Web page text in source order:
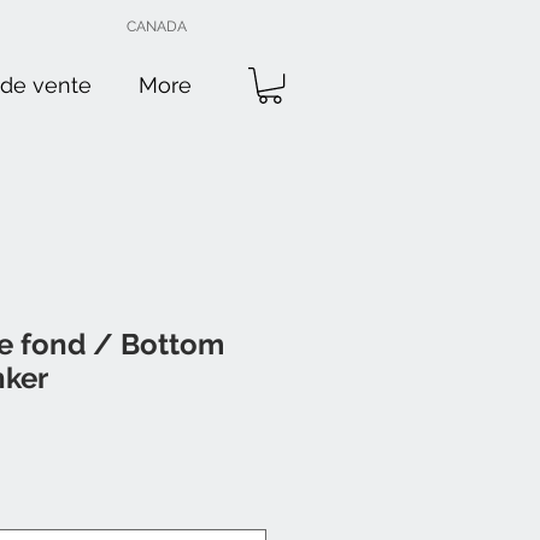
CANADA
vente More
fond / Bottom